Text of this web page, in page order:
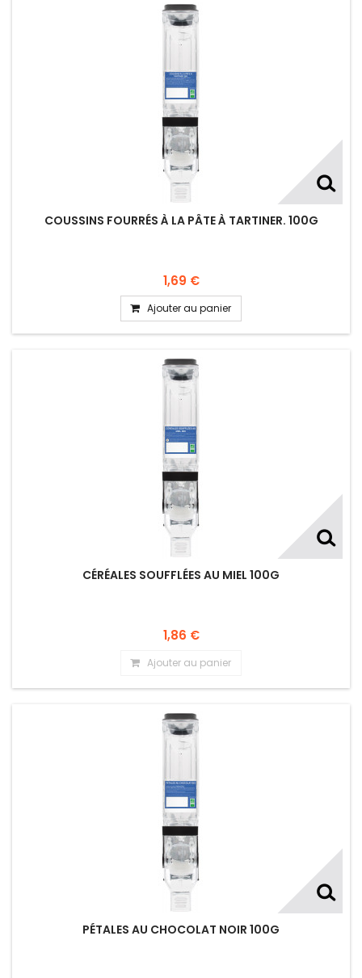
COUSSINS FOURRÉS À LA PÂTE À TARTINER. 100G
1,69 €
Ajouter au panier
CÉRÉALES SOUFFLÉES AU MIEL 100G
1,86 €
Ajouter au panier
PÉTALES AU CHOCOLAT NOIR 100G